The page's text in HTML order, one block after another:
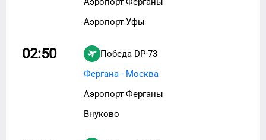
Аэропорт Уфы
02:50 Победа DP-73
Фергана - Москва
Аэропорт Ферганы
Внуково